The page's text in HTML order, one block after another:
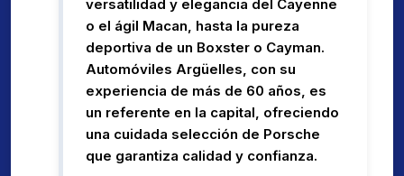
versatilidad y elegancia del Cayenne
o el ágil Macan, hasta la pureza
deportiva de un Boxster o Cayman.
Automóviles Argüelles, con su
experiencia de más de 60 años, es
un referente en la capital, ofreciendo
una cuidada selección de Porsche
que garantiza calidad y confianza.